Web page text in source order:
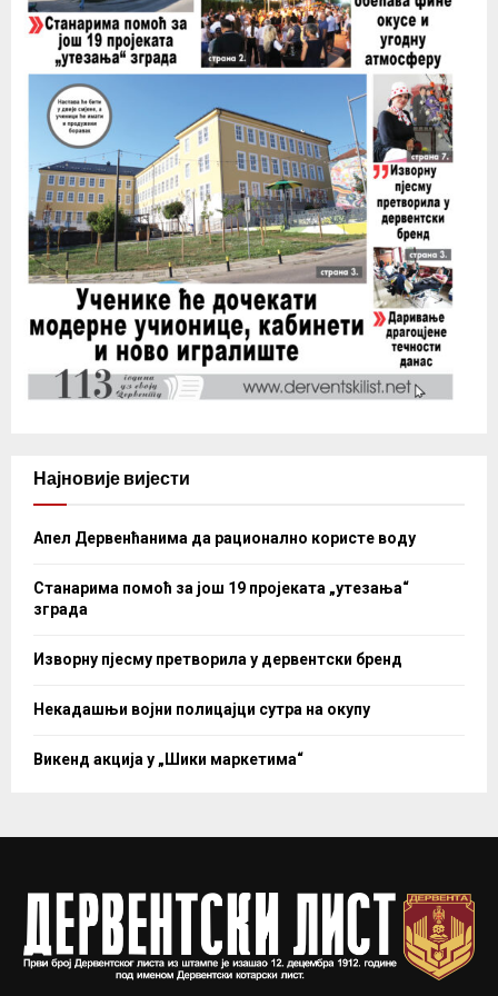
Најновије вијести
Апел Дервенћанима да рационално користе воду
Станарима помоћ за још 19 пројеката „утезања“
зграда
Изворну пјесму претворила у дервентски бренд
Некадашњи војни полицајци сутра на окупу
Викенд акција у „Шики маркетима“